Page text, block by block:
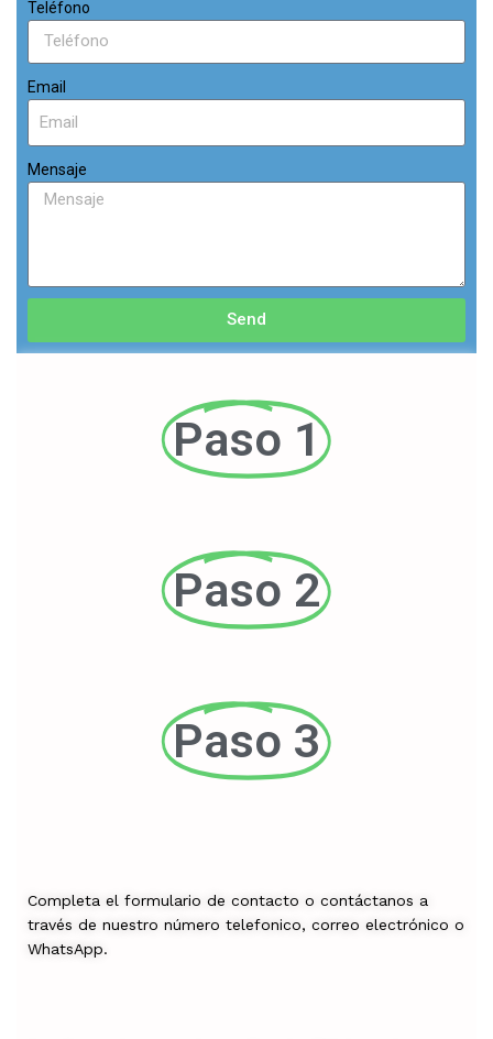
Teléfono
Email
Mensaje
Send
Paso 1
Paso 2
Paso 3
Completa el formulario de contacto o contáctanos a
través de nuestro número telefonico, correo electrónico o
WhatsApp.